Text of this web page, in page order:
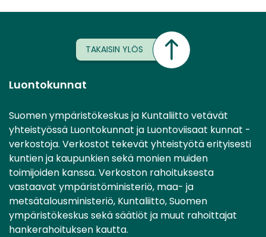
TAKAISIN YLÖS
Luontokunnat
Suomen ympäristökeskus ja Kuntaliitto vetävät
yhteistyössä Luontokunnat ja Luontoviisaat kunnat -
verkostoja. Verkostot tekevät yhteistyötä erityisesti
kuntien ja kaupunkien sekä monien muiden
toimijoiden kanssa. Verkoston rahoituksesta
vastaavat ympäristöministeriö, maa- ja
metsätalousministeriö, Kuntaliitto, Suomen
ympäristökeskus sekä säätiöt ja muut rahoittajat
hankerahoituksen kautta.